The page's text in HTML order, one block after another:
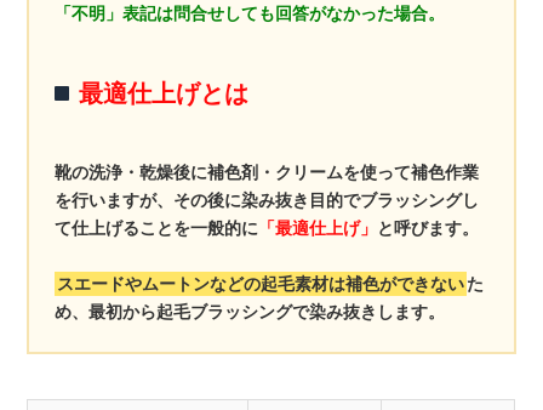
「不明」表記は問合せしても回答がなかった場合。
最適仕上げとは
靴の洗浄・乾燥後に補色剤・クリームを使って補色作業
を行いますが、その後に染み抜き目的でブラッシングし
て仕上げることを一般的に 「最適仕上げ」 と呼びます。
スエードやムートンなどの起毛素材は補色ができないた
め、最初から起毛ブラッシングで染み抜きします。